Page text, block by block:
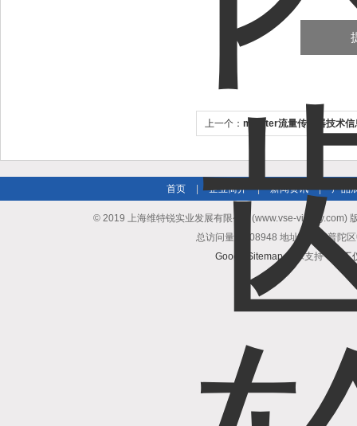
上一个： meister流量传感器技术信
首页 企业简介 | 新闻资讯 | 产品
© 2019 上海维特锐实业发展有限公司(www.vse-victory.com)
总访问量：508948 地址：上海普陀
GoogleSitemap技术支持： 化